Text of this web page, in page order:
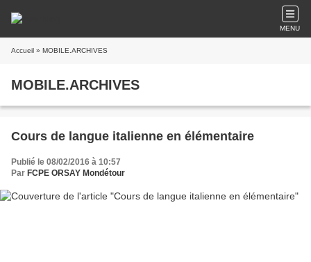
MENU
Accueil » MOBILE.ARCHIVES
MOBILE.ARCHIVES
Cours de langue italienne en élémentaire
Publié le 08/02/2016 à 10:57
Par FCPE ORSAY Mondétour